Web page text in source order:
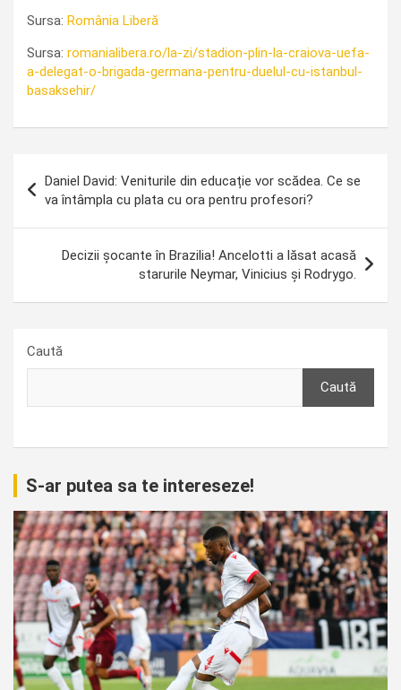
Sursa: România Liberă
Sursa: romanialibera.ro/la-zi/stadion-plin-la-craiova-uefa-
a-delegat-o-brigada-germana-pentru-duelul-cu-istanbul-
basaksehir/
în
articole
Daniel David: Veniturile din educație vor scădea. Ce se
va întâmpla cu plata cu ora pentru profesori?
Decizii șocante în Brazilia! Ancelotti a lăsat acasă
starurile Neymar, Vinicius și Rodrygo.
Caută
Caută
S-ar putea sa te intereseze!